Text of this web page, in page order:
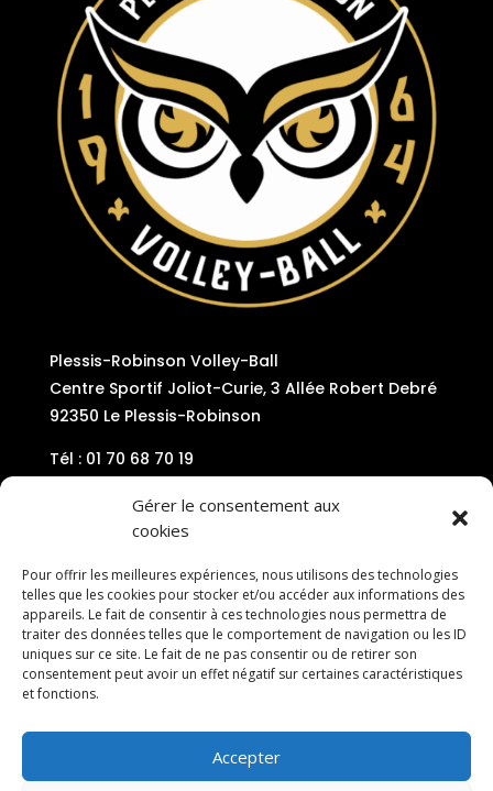
Gérer le consentement aux
cookies
Pour offrir les meilleures expériences, nous utilisons des technologies
telles que les cookies pour stocker et/ou accéder aux informations des
appareils. Le fait de consentir à ces technologies nous permettra de
traiter des données telles que le comportement de navigation ou les ID
uniques sur ce site. Le fait de ne pas consentir ou de retirer son
consentement peut avoir un effet négatif sur certaines caractéristiques
et fonctions.
Accepter
Plessis-Robinson Volley-Ball
Centre Sportif Joliot-Curie, 3 Allée Robert Debré
92350 Le Plessis-Robinson
Tél : 01 70 68 70 19
Mail : contact@plessis-volley92.com